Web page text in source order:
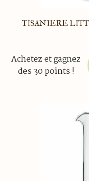
TISANIERE
Achetez et gagnez
des 30 points !